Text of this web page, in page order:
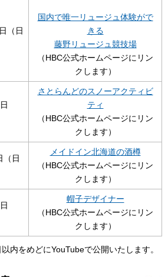
（日
国内で唯一リュージュ体験がで
きる
藤野リュージュ競技場
（HBC公式ホームページにリン
クします）
さとらんどのスノーアクティビ
ティ
（HBC公式ホームページにリン
クします）
（日
メイドイン北海道の酒樽
（HBC公式ホームページにリン
クします）
帽子デザイナー
（HBC公式ホームページにリン
クします）
内をめどにYouTubeで公開いたします。